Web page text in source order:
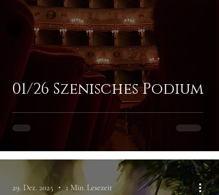
01/26 Szenisches Podium
29. Dez. 2025 1 Min. Lesezeit